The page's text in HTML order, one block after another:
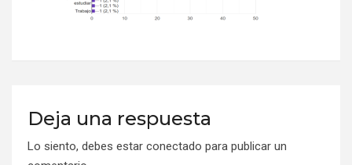
Deja una respuesta
Lo siento, debes estar conectado para publicar un